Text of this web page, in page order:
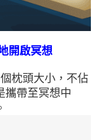
開啟冥想
枕頭大小，不佔
攜帶至冥想中